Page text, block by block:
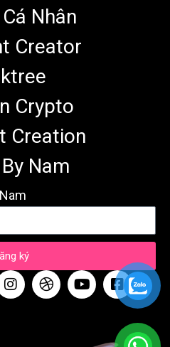
Nhân
Creator
Crypto
Creation
Nam
ký